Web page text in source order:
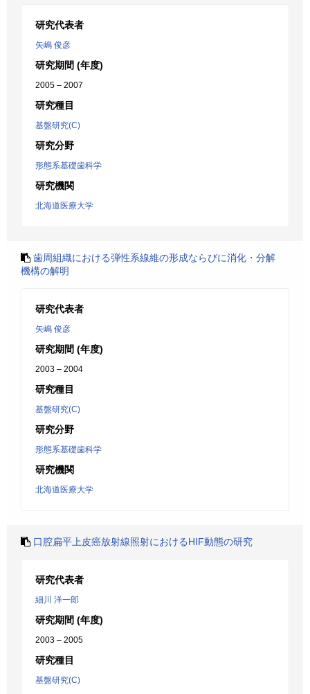
研究代表者
矢嶋 俊彦
研究期間 (年度)
2005 – 2007
研究種目
基盤研究(C)
研究分野
形態系基礎歯科学
研究機関
北海道医療大学
歯周組織における弾性系線維の形成ならびに消化・分解
機構の解明
研究代表者
矢嶋 俊彦
研究期間 (年度)
2003 – 2004
研究種目
基盤研究(C)
研究分野
形態系基礎歯科学
研究機関
北海道医療大学
口腔扁平上皮癌放射線照射におけるHIF動態の研究
研究代表者
細川 洋一郎
研究期間 (年度)
2003 – 2005
研究種目
基盤研究(C)